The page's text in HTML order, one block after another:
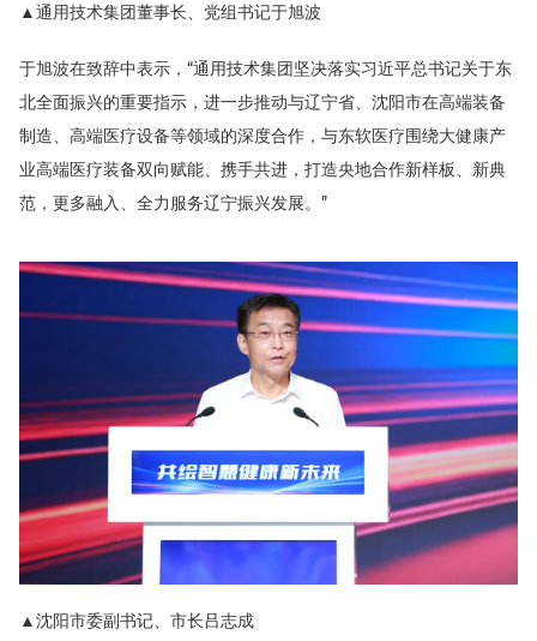
▲通用技术集团董事长、党组书记于旭波
于旭波在致辞中表示，“通用技术集团坚决落实习近平总书记关于东
北全面振兴的重要指示，进一步推动与辽宁省、沈阳市在高端装备
制造、高端医疗设备等领域的深度合作，与东软医疗围绕大健康产
业高端医疗装备双向赋能、携手共进，打造央地合作新样板、新典
范，更多融入、全力服务辽宁振兴发展。 ”
▲沈阳市委副书记、市长吕志成